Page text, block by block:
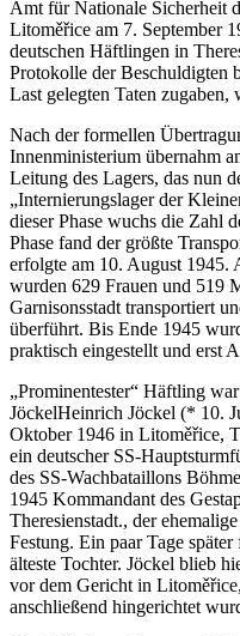
Amt für Nationale Sicherheit
Litoměřice am 7. September
deutschen Häftlingen in
Protokolle der Beschuldigten
Last gelegten Taten zugaben,
Nach der formellen
Innenministerium übernahm
Leitung des Lagers, das nun
Internierungslager der
dieser Phase wuchs die Zahl
Phase fand der größte
erfolgte am 10. August 1945.
wurden 629 Frauen und 519
Garnisonsstadt transportiert
überführt. Bis Ende 1945
praktisch eingestellt und erst
Prominentester
Häftling war
JöckelHeinrich Jöckel (* 10.
Oktober 1946 in Litoměřice,
ein deutscher SS-
des SS-Wachbataillons
1945 Kommandant des
Theresienstadt., der
Festung. Ein paar Tage
älteste Tochter. Jöckel blieb
vor dem Gericht in
anschließend hingerichtet